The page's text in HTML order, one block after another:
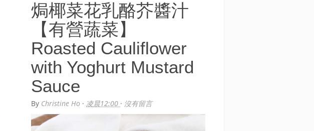
焗椰菜花乳酪芥醬汁
【有營蔬菜】
Roasted Cauliflower
with Yoghurt Mustard
Sauce
By Christine Ho · 凌晨12:00 · 沒有留言